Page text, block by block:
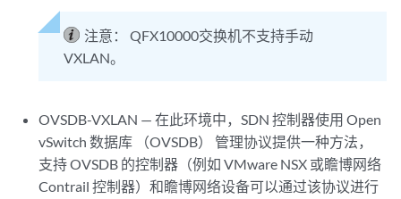
注意：
QFX10000交换机不支持手动
VXLAN。
OVSDB-VXLAN — 在此环境中，SDN 控制器使用 Open
vSwitch 数据库 （OVSDB） 管理协议提供一种方法，
支持 OVSDB 的控制器（例如 VMware NSX 或瞻博网络
Contrail 控制器）和瞻博网络设备可以通过该协议进行